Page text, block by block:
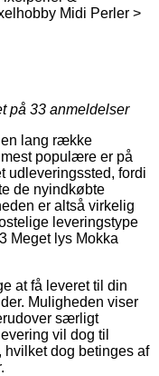
Midi Perler >
på 33 anmeldelser
lang række
populære er på
udleveringssted, fordi
de nyindkøbte
er altså virkelig
leveringstype
Meget lys Mokka
at få leveret til din
Muligheden viser
særligt
vil dog til
dog betinges af